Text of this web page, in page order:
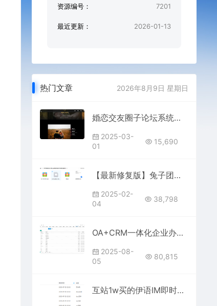
资源编号： 7201
最近更新： 2026-01-13
热门文章 2026年8月9日 星期日
婚恋交友圈子论坛系统源码 | Loveria 3.3.0 完整破解版
2025-03-
01
15,690
【最新修复版】兔子团聚星社区H播App完整搭建教程+源码下载
2025-02-
04
38,798
OA+CRM一体化企业办公系统 v5.8 | 支持PC+手机端的智能管理平台
2025-08-
05
80,815
互站1w买的伊语IM即时通讯源码/im商城系统/纯源码IM通讯系统